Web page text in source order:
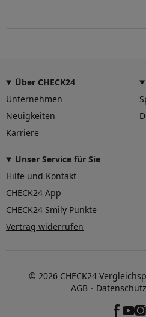
Über CHECK24
Unternehmen
Neuigkeiten
Karriere
Unser Service für Sie
Hilfe und Kontakt
CHECK24 App
CHECK24 Smily Punkte
Vertrag widerrufen
© 2026 CHECK24
AGB
Datenschutz